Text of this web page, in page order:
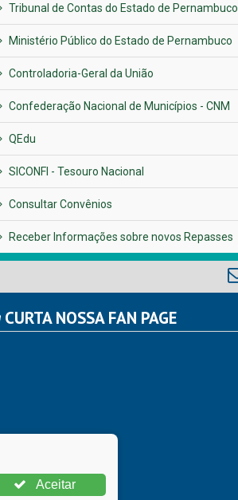
Tribunal de Contas do Estado de Pernambuco
Ministério Público do Estado de Pernambuco
Controladoria-Geral da União
Confederação Nacional de Municípios - CNM
QEdu
SICONFI - Tesouro Nacional
Consultar Convênios
Receber Informações sobre novos Repasses
CURTA NOSSA FAN PAGE
Aceitar